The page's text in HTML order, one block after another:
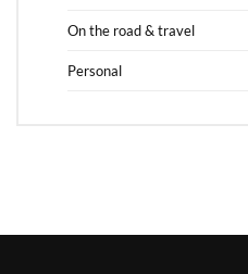
On the road & travel
Personal